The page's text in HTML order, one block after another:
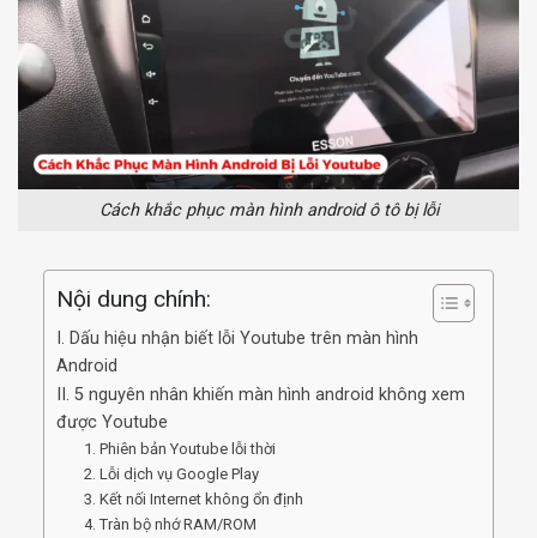
Cách khắc phục màn hình android ô tô bị lỗi
Nội dung chính:
I. Dấu hiệu nhận biết lỗi Youtube trên màn hình
Android
II. 5 nguyên nhân khiến màn hình android không xem
được Youtube
1. Phiên bản Youtube lỗi thời
2. Lỗi dịch vụ Google Play
3. Kết nối Internet không ổn định
4. Tràn bộ nhớ RAM/ROM